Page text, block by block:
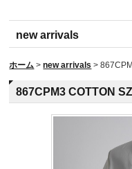
new arrivals
ホーム > new arrivals >
867CPM3 COTTON